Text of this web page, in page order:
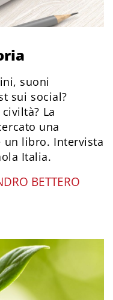
suoni
sui social?
La
una
un libro. Intervista
Italia.
BETTERO